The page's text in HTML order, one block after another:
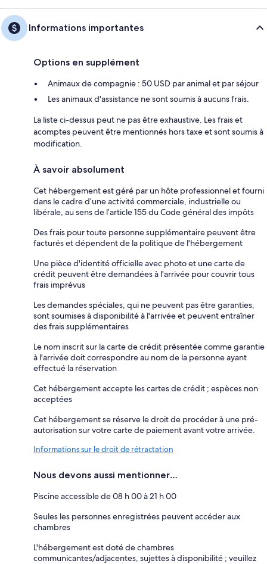
Informations importantes
Options en supplément
Animaux de compagnie : 50 USD par animal et par séjour
Les animaux d'assistance ne sont soumis à aucuns frais.
La liste ci-dessus peut ne pas être exhaustive. Les frais et
acomptes peuvent être mentionnés hors taxe et sont soumis à
modification.
À savoir absolument
Cet hébergement est géré par un hôte professionnel et fourni
dans le cadre d’une activité commerciale, industrielle ou
libérale, au sens de l’article 155 du Code général des impôts
Des frais pour toute personne supplémentaire peuvent être
facturés et dépendent de la politique de l'hébergement
Une pièce d'identité officielle avec photo et une carte de
crédit peuvent être demandées à l'arrivée pour couvrir tous
frais imprévus
Les demandes spéciales, qui ne peuvent pas être garanties,
sont soumises à disponibilité à l'arrivée et peuvent entraîner
des frais supplémentaires
Le nom inscrit sur la carte de crédit présentée comme garantie
à l'arrivée doit correspondre au nom de la personne ayant
effectué la réservation
Cet hébergement accepte les cartes de crédit ; espèces non
acceptées
Cet hébergement se réserve le droit de procéder à une pré-
autorisation sur votre carte de paiement avant votre arrivée.
Informations sur le droit de rétractation
Nous devons aussi mentionner…
Piscine accessible de 08 h 00 à 21 h 00
Seules les personnes enregistrées peuvent accéder aux
chambres
L'hébergement est doté de chambres
communicantes/adjacentes, sujettes à disponibilité ; veuillez